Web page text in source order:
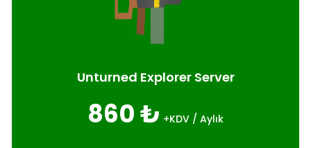
Unturned Explorer Server
860 ₺ +KDV / Aylık